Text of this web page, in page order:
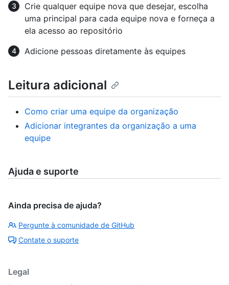
Crie qualquer equipe nova que desejar, escolha
uma principal para cada equipe nova e forneça a
ela acesso ao repositório
Adicione pessoas diretamente às equipes
Leitura adicional
Como criar uma equipe da organização
Adicionar integrantes da organização a uma
equipe
Ajuda e suporte
Ainda precisa de ajuda?
Pergunte à comunidade de GitHub
Contate o suporte
Legal